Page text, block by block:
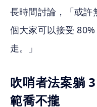
長時間討論，「或許
個大家可以接受
走。」
吹哨者法案躺
範喬不攏